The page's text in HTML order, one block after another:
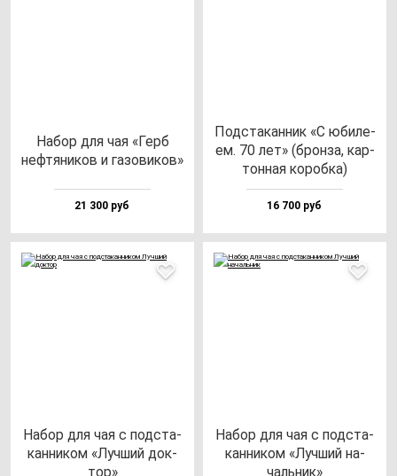
Набор для чая «Герб
неф­тя­ни­ков и га­зо­ви­ков»
21 300 руб
Под­ста­кан­ник «С юби­ле­
ем. 70 лет» (брон­за, кар­
тон­ная ко­роб­ка)
16 700 руб
Набор для чая с под­ста­
кан­ни­ком «Луч­ший док­
тор»
Набор для чая с под­ста­
кан­ни­ком «Луч­ший на­
чаль­ник»